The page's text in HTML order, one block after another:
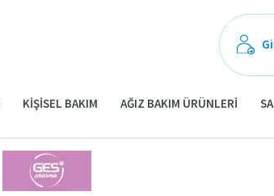
KIŞISEL BAKIM AĞIZ BAKIM ÜRÜNLERI